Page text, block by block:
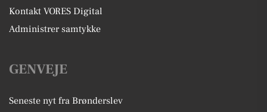
Kontakt VORES Digital
Administrer samtykke
GENVEJE
Seneste nyt fra Brønderslev